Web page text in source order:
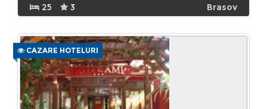
25 3 Brasov
CAZARE HOTELURI